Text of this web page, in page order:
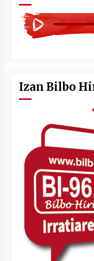
Izan Bilbo